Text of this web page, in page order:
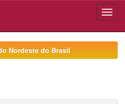
Nordeste do Brasil